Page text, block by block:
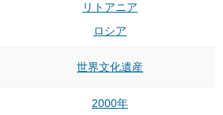
リトアニア
ロシア
世界文化遺産
2000年